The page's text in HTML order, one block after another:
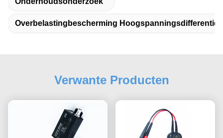
Overbelastingbescherming
Verwante Producten